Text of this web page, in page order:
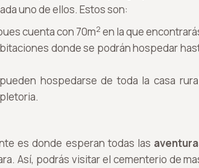
uno de ellos. Estos son:
cuenta con 70m2 en la que
donde se podrán hospedar
hospedarse de toda la casa
es donde esperan todas las
Así, podrás visitar el cementerio de